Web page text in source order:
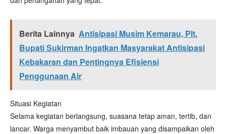
Berita Lainnya Antisipasi Musim Kemarau, Plt.
Bupati Sukirman Ingatkan Masyarakat Antisipasi
Kebakaran dan Pentingnya Efisiensi
Penggunaan Air
Situasi Kegiatan
Selama kegiatan berlangsung, suasana tetap aman, tertib, dan
lancar. Warga menyambut baik imbauan yang disampaikan oleh